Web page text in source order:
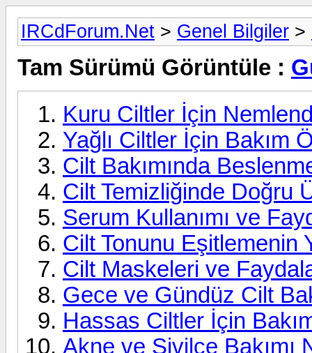
IRCdForum.Net > Genel Bilgiler >
Tam Sürümü Görüntüle :
Kuru Ciltler İçin
Yağlı Ciltler İçin Bakım
Cilt Bakımında
Cilt Temizliğinde Doğru
Serum Kullanımı ve
Cilt Tonunu Eşitlemenin
Cilt Maskeleri ve
Gece ve Gündüz Cilt
Hassas Ciltler İçin
Akne ve Sivilce Bakımı